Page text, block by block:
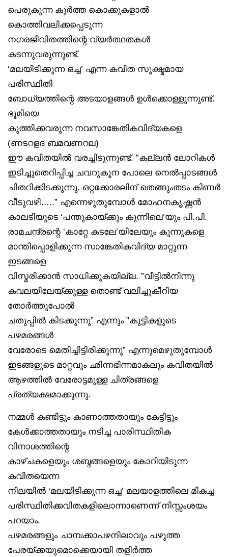
പെരുകുന്ന കൂർത്ത കൊക്കുകളാൽ
കൊത്തിവലിക്കപ്പെടുന്ന
നഗരജീവിതത്തിന്റെ വ്യർത്ഥതകൾ
കടന്നുവരുന്നുണ്ട്.
‘മലയിടിക്കുന്ന ഒച്ച’ എന്ന കവിത സൂക്ഷ്മമായ
പരിസ്ഥിതി
ബോധ്യത്തിന്റെ അടയാളങ്ങൾ ഉൾക്കൊള്ളുന്നുണ്ട്.
ഭൂമിയെ
കുത്തിക്കവരുന്ന നവസാങ്കേതികവിദ്യകളെ
(ണടറളദ ബമവണറല)
ഈ കവിതയിൽ വരച്ചിടുന്നുണ്ട്. ”കല്ലൻ ലോറികൾ
ഇടിച്ചുതെറിപ്പിച്ച ചവറുകൂന പോലെ നെൽപ്പാടങ്ങൾ
ചിതറിക്കിടക്കുന്നു. ഒറ്റക്കോരലിന് തെങ്ങുംതടം കിണർ
വീടുവഴി…..” എന്നെഴുതുമ്പോൾ മോഹനകൃഷ്ണൻ
കാലടിയുടെ ‘പന്തുകായ്ക്കും കുന്നിലെ’യും പി.പി.
രാമചന്ദ്രന്റെ ‘കാറ്റേ കടലേ’യിലേയും കുന്നുകളെ
മാന്തിപ്പൊളിക്കുന്ന സാങ്കേതികവിദ്യ മാറ്റുന്ന
ഇടങ്ങളെ
വിസ്മരിക്കാൻ സാധിക്കുകയില്ല. ”വീട്ടിൽനിന്നു
കവലയിലേയ്ക്കുള്ള തൊണ്ട് വലിച്ചുകീറിയ
തോർത്തുപോൽ
ചതുപ്പിൽ കിടക്കുന്നു” എന്നും ”കുട്ടികളുടെ
പഴമരങ്ങൾ
വേരോടെ മെതിച്ചിട്ടിരിക്കുന്നു” എന്നുമെഴുതുമ്പോൾ
ഇടങ്ങളുടെ മാറ്റവും ഛിന്നഭിന്നമാകലും കവിതയിൽ
ആഴത്തിൽ വേരോട്ടമുള്ള ചിത്രങ്ങളെ
പ്രത്യക്ഷമാക്കുന്നു.
നമ്മൾ കണ്ടിട്ടും കാണാത്തതായും കേട്ടിട്ടും
കേൾക്കാത്തതായും നടിച്ച പാരിസ്ഥിതിക
വിനാശത്തിന്റെ
കാഴ്ചകളെയും ശബ്ദങ്ങളെയും കോറിയിടുന്ന
കവിതയെന്ന
നിലയിൽ ‘മലയിടിക്കുന്ന ഒച്ച’ മലയാളത്തിലെ മികച്ച
പരിസ്ഥിതിക്കവിതകളിലൊന്നാണെന്ന് നിസ്സംശയം
പറയാം.
പഴമരങ്ങളും ചാമ്പക്കാപഴനിലാവും പഴുത്ത
പേരയ്ക്കയുമൊക്കെയായി തളിർത്ത